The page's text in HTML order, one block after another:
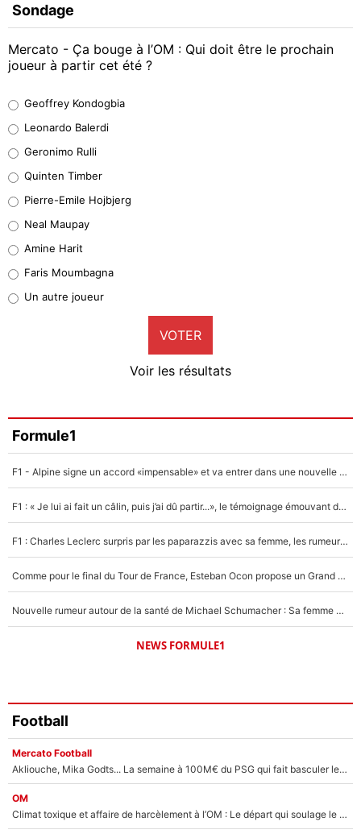
Sondage
Mercato - Ça bouge à l’OM : Qui doit être le prochain
joueur à partir cet été ?
38%
32%
5%
1%
9%
Faris Moumbagna
4%
Un autre joueur
5%
Geoffrey Kondogbia
Leonardo Balerdi
Geronimo Rulli
Quinten Timber
Pierre-Emile Hojbjerg
Neal Maupay
Amine Harit
Faris Moumbagna
Un autre joueur
VOTER
Voir les résultats
Formule1
F1 - Alpine signe un accord «impensable» et va entrer dans une nouvelle dimension : Grande nouvelle pour Pierre Gasly !
F1 : « Je lui ai fait un câlin, puis j’ai dû partir...», le témoignage émouvant de Max Verstappen sur sa fille
F1 : Charles Leclerc surpris par les paparazzis avec sa femme, les rumeurs étaient vraies !
Comme pour le final du Tour de France, Esteban Ocon propose un Grand Prix de Formule 1 à Paris : «Autour de l’Arc de Triomphe, ce serait génial» !
Nouvelle rumeur autour de la santé de Michael Schumacher : Sa femme Corinna sort du silence
NEWS FORMULE1
Football
Mercato Football
Akliouche, Mika Godts... La semaine à 100M€ du PSG qui fait basculer le mercato du PSG !
OM
Climat toxique et affaire de harcèlement à l’OM : Le départ qui soulage le vestiaire de Bruno Genesio